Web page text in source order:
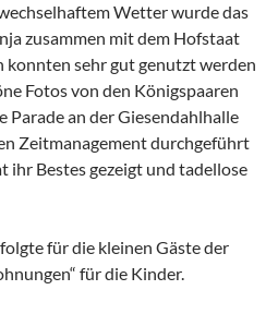
Wetter wurde das
zusammen mit dem Hofstaat
konnten sehr gut genutzt werden
Fotos von den Königspaaren
Parade an der Giesendahlhalle
Zeitmanagement durchgeführt
ihr Bestes gezeigt und tadellose
für die kleinen Gäste der
für die Kinder.